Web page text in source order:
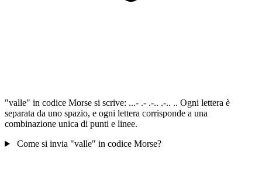
"valle" in codice Morse si scrive: ...- .- .-.. .-.. .. Ogni lettera è
separata da uno spazio, e ogni lettera corrisponde a una
combinazione unica di punti e linee.
Come si invia "valle" in codice Morse?